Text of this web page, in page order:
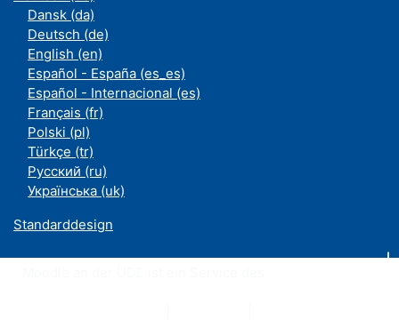
Dansk ‎(da)‎
Deutsch ‎(de)‎
English ‎(en)‎
Español - España ‎(es_es)‎
Español - Internacional ‎(es)‎
Français ‎(fr)‎
Polski ‎(pl)‎
Türkçe ‎(tr)‎
Русский ‎(ru)‎
Українська ‎(uk)‎
Standarddesign